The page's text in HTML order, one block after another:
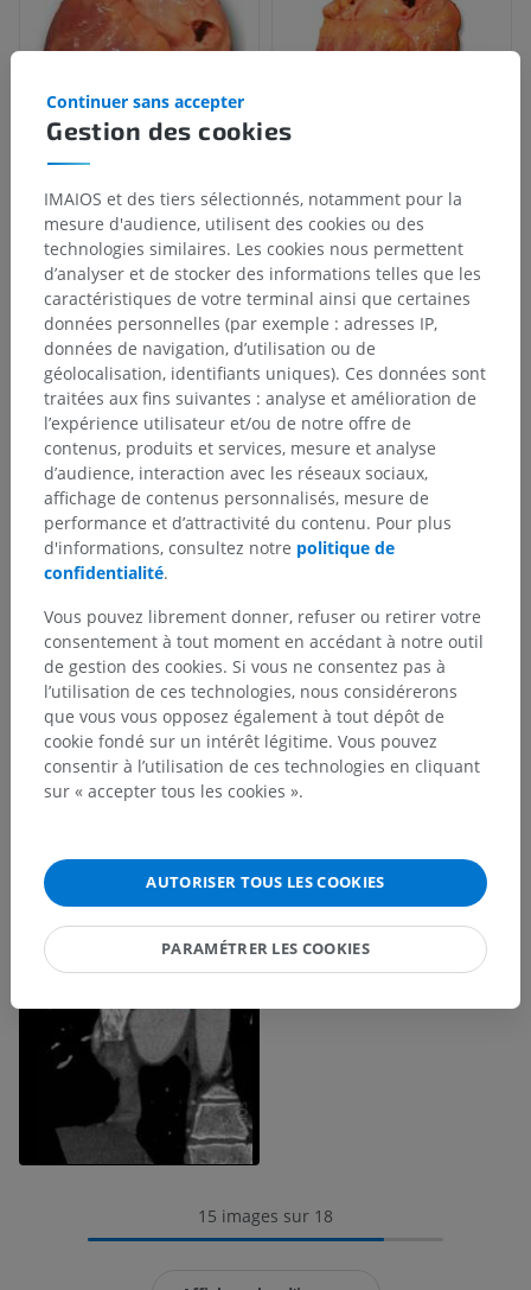
15 images sur 18
Gestion des cookies
Continuer sans accepter
IMAIOS et des tiers sélectionnés, notamment pour la
mesure d'audience, utilisent des cookies ou des
technologies similaires. Les cookies nous permettent
d’analyser et de stocker des informations telles que les
caractéristiques de votre terminal ainsi que certaines
données personnelles (par exemple : adresses IP,
données de navigation, d’utilisation ou de
géolocalisation, identifiants uniques). Ces données sont
traitées aux fins suivantes : analyse et amélioration de
l’expérience utilisateur et/ou de notre offre de
contenus, produits et services, mesure et analyse
d’audience, interaction avec les réseaux sociaux,
affichage de contenus personnalisés, mesure de
performance et d’attractivité du contenu. Pour plus
d'informations, consultez notre politique de
confidentialité.
Vous pouvez librement donner, refuser ou retirer votre
consentement à tout moment en accédant à notre outil
de gestion des cookies. Si vous ne consentez pas à
l’utilisation de ces technologies, nous considérerons
que vous vous opposez également à tout dépôt de
cookie fondé sur un intérêt légitime. Vous pouvez
consentir à l’utilisation de ces technologies en cliquant
sur « accepter tous les cookies ».
AUTORISER TOUS LES COOKIES
PARAMÉTRER LES COOKIES